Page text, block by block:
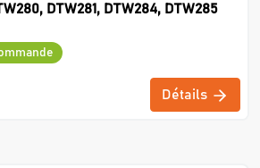
DTW281, DTW284, DTW285
Détails